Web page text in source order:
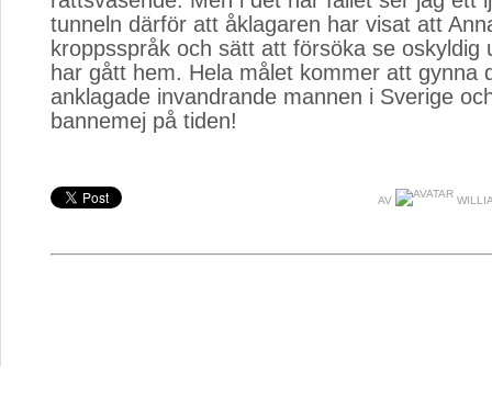
tunneln därför att åklagaren har visat att
kroppsspråk och sätt att försöka se oskyldig
har gått hem. Hela målet kommer att gynna
anklagade invandrande mannen i Sverige
bannemej på tiden!
AV